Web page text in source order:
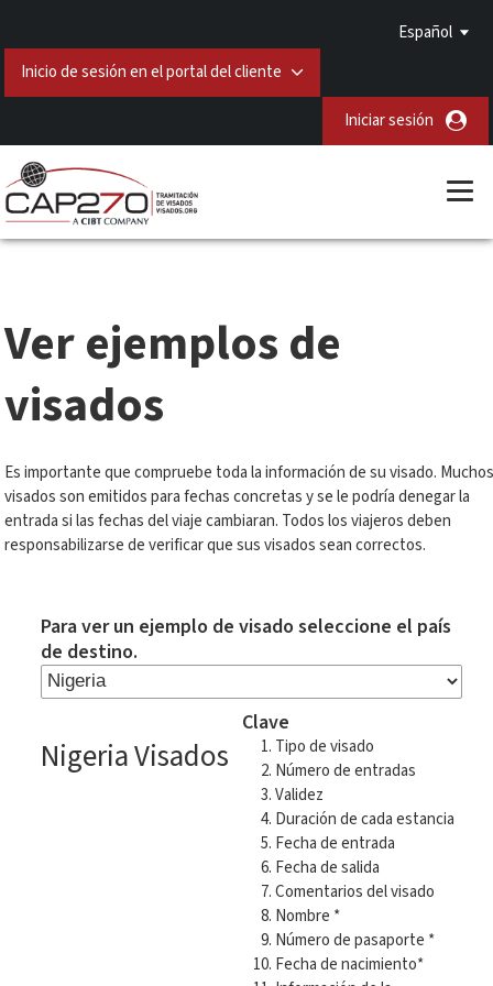
Español
Inicio de sesión en el portal del cliente
Iniciar sesión
Ver ejemplos de
visados
Es importante que compruebe toda la información de su visado. Muchos
visados son emitidos para fechas concretas y se le podría denegar la
entrada si las fechas del viaje cambiaran. Todos los viajeros deben
responsabilizarse de verificar que sus visados sean correctos.
Para ver un ejemplo de visado seleccione el país
de destino.
Clave
Tipo de visado
Número de entradas
Validez
Duración de cada estancia
Fecha de entrada
Fecha de salida
Comentarios del visado
Nombre *
Número de pasaporte *
Fecha de nacimiento*
Nigeria Visados